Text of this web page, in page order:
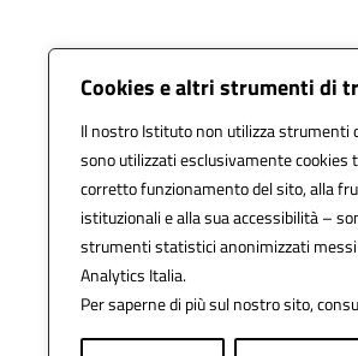
Cookies e altri strumenti di
Il nostro Istituto non utilizza strumenti
sono utilizzati esclusivamente cookies
corretto funzionamento del sito, alla
istituzionali e alla sua accessibilità –
strumenti statistici anonimizzati messi
Analytics Italia.
Per saperne di più sul nostro sito,